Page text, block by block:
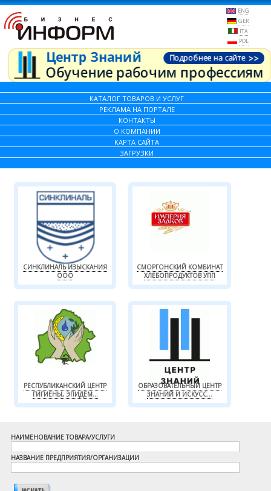
ENG
GER
ITA
POL
КАТАЛОГ ТОВАРОВ И УСЛУГ
РЕКЛАМА НА ПОРТАЛЕ
КОНТАКТЫ
О КОМПАНИИ
КАРТА САЙТА
ЗАГРУЗКИ
СИНКЛИНАЛЬ ИЗЫСКАНИЯ
ООО
СМОРГОНСКИЙ КОМБИНАТ
ХЛЕБОПРОДУКТОВ УПП
РЕСПУБЛИКАНСКИЙ ЦЕНТР
ГИГИЕНЫ, ЭПИДЕМ...
ОБРАЗОВАТЕЛЬНЫЙ ЦЕНТР
ЗНАНИЙ И ИСКУСС...
НАИМЕНОВАНИЕ ТОВАРА/УСЛУГИ
НАЗВАНИЕ ПРЕДПРИЯТИЯ/ОРГАНИЗАЦИИ